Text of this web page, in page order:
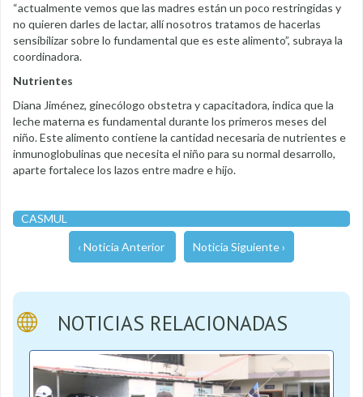
“actualmente vemos que las madres están un poco restringidas y
no quieren darles de lactar, allí nosotros tratamos de hacerlas
sensibilizar sobre lo fundamental que es este alimento”, subraya la
coordinadora.
Nutrientes
Diana Jiménez, ginecólogo obstetra y capacitadora, indica que la
leche materna es fundamental durante los primeros meses del
niño. Este alimento contiene la cantidad necesaria de nutrientes e
inmunoglobulinas que necesita el niño para su normal desarrollo,
aparte fortalece los lazos entre madre e hijo.
CASMUL
‹ Noticia Anterior Noticia Siguiente ›
NOTICIAS RELACIONADAS